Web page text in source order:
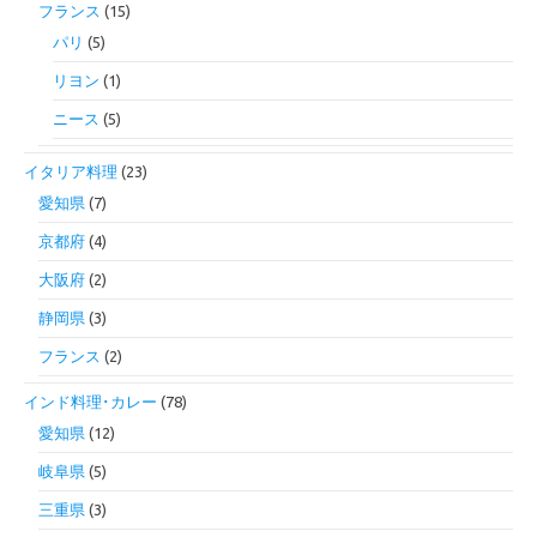
フランス (15)
パリ (5)
リヨン (1)
ニース (5)
イタリア料理 (23)
愛知県 (7)
京都府 (4)
大阪府 (2)
静岡県 (3)
フランス (2)
インド料理･カレー (78)
愛知県 (12)
岐阜県 (5)
三重県 (3)